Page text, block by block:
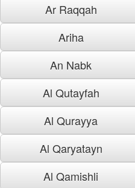
Ar Raqqah
Ariha
An Nabk
Al Qutayfah
Al Qurayya
Al Qaryatayn
Al Qamishli